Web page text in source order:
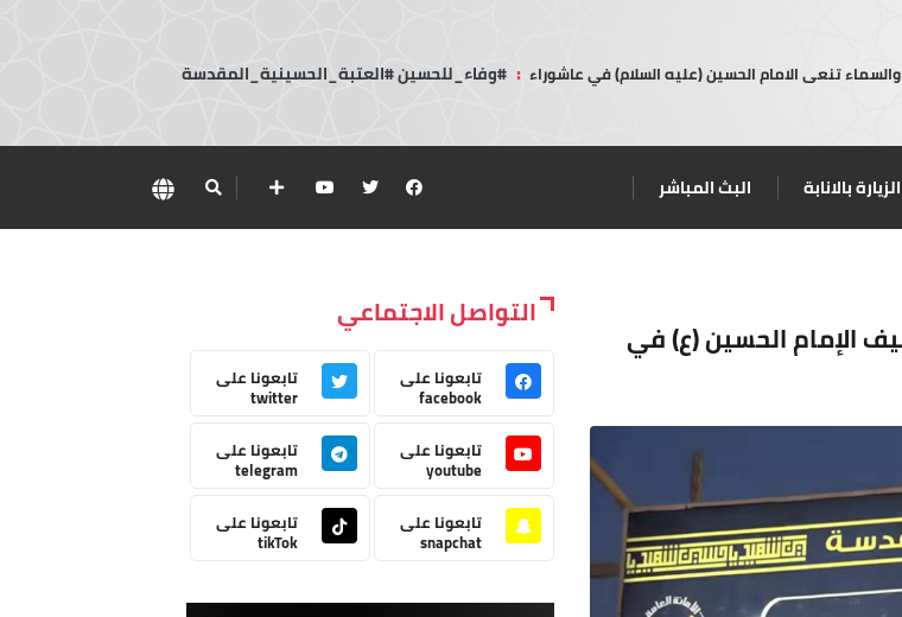
تنعى الامام الحسين (عليه السلام) في عاشوراء : #وفاء_للحسين #العتبة_الحسينية_المقدسة
الزيارة بالانابة البث المباشر
الإمام الحسين (ع) في
التواصل الاجتماعي
تابعونا على
facebook
تابعونا على
twitter
تابعونا على
youtube
تابعونا على
telegram
تابعونا على
snapchat
تابعونا على
tikTok